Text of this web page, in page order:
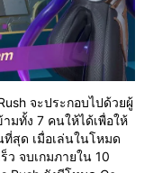
จะประกอบไปด้วยผู้
มทั้ง 7 คนให้ได้เพื่อให้
สุด เมื่อเล่นในโหมด
ว จบเกมภายใน 10